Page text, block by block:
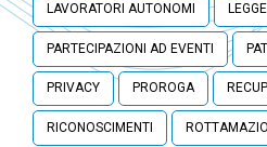
LAVORATORI AUTONOMI
PARTECIPAZIONI AD EVENTI
PRIVACY PROROGA
RICONOSCIMENTI